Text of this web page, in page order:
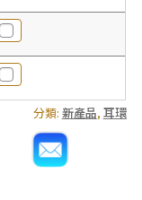
分類: 新產品, 耳環